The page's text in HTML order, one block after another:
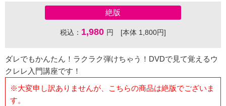
絶版
税込： 1,980 円 [本体 1,800円]
ダレでもかんたん！ラクラク弾けちゃう！DVDで見て覚えるウ
クレレ入門講座です！
※大変申し訳ありませんが、こちらの商品は絶版でございま
す。